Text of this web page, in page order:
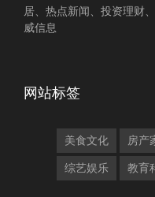
居、热点新闻、投资理财
威信息
网站标签
美食文化 房产
综艺娱乐 教育